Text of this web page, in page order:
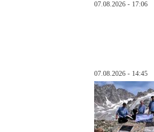
07.08.2026 - 17:06
07.08.2026 - 14:45